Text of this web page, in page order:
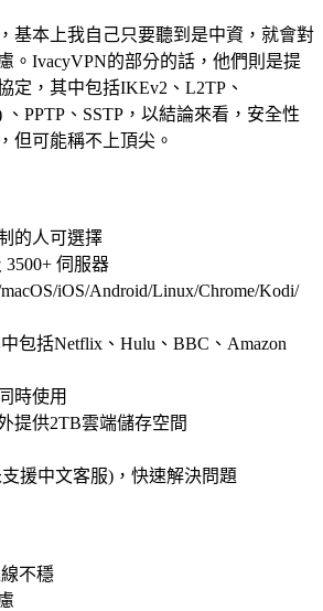
基本上我自己只要聽到是中資，就會對
。IvacyVPN的部分的話，他們則是提
定，其中包括IKEv2、L2TP、
、PPTP、SSTP，以結論來看，安全性
但可能稱不上頂尖。
的人可選擇
3500+ 伺服器
iOS/Android/Linux/Chrome/Kodi/
包括Netflix、Hulu、BBC、Amazon
時使用
提供2TB雲端儲存空間
援中文客服)，快速解決問題
不穩